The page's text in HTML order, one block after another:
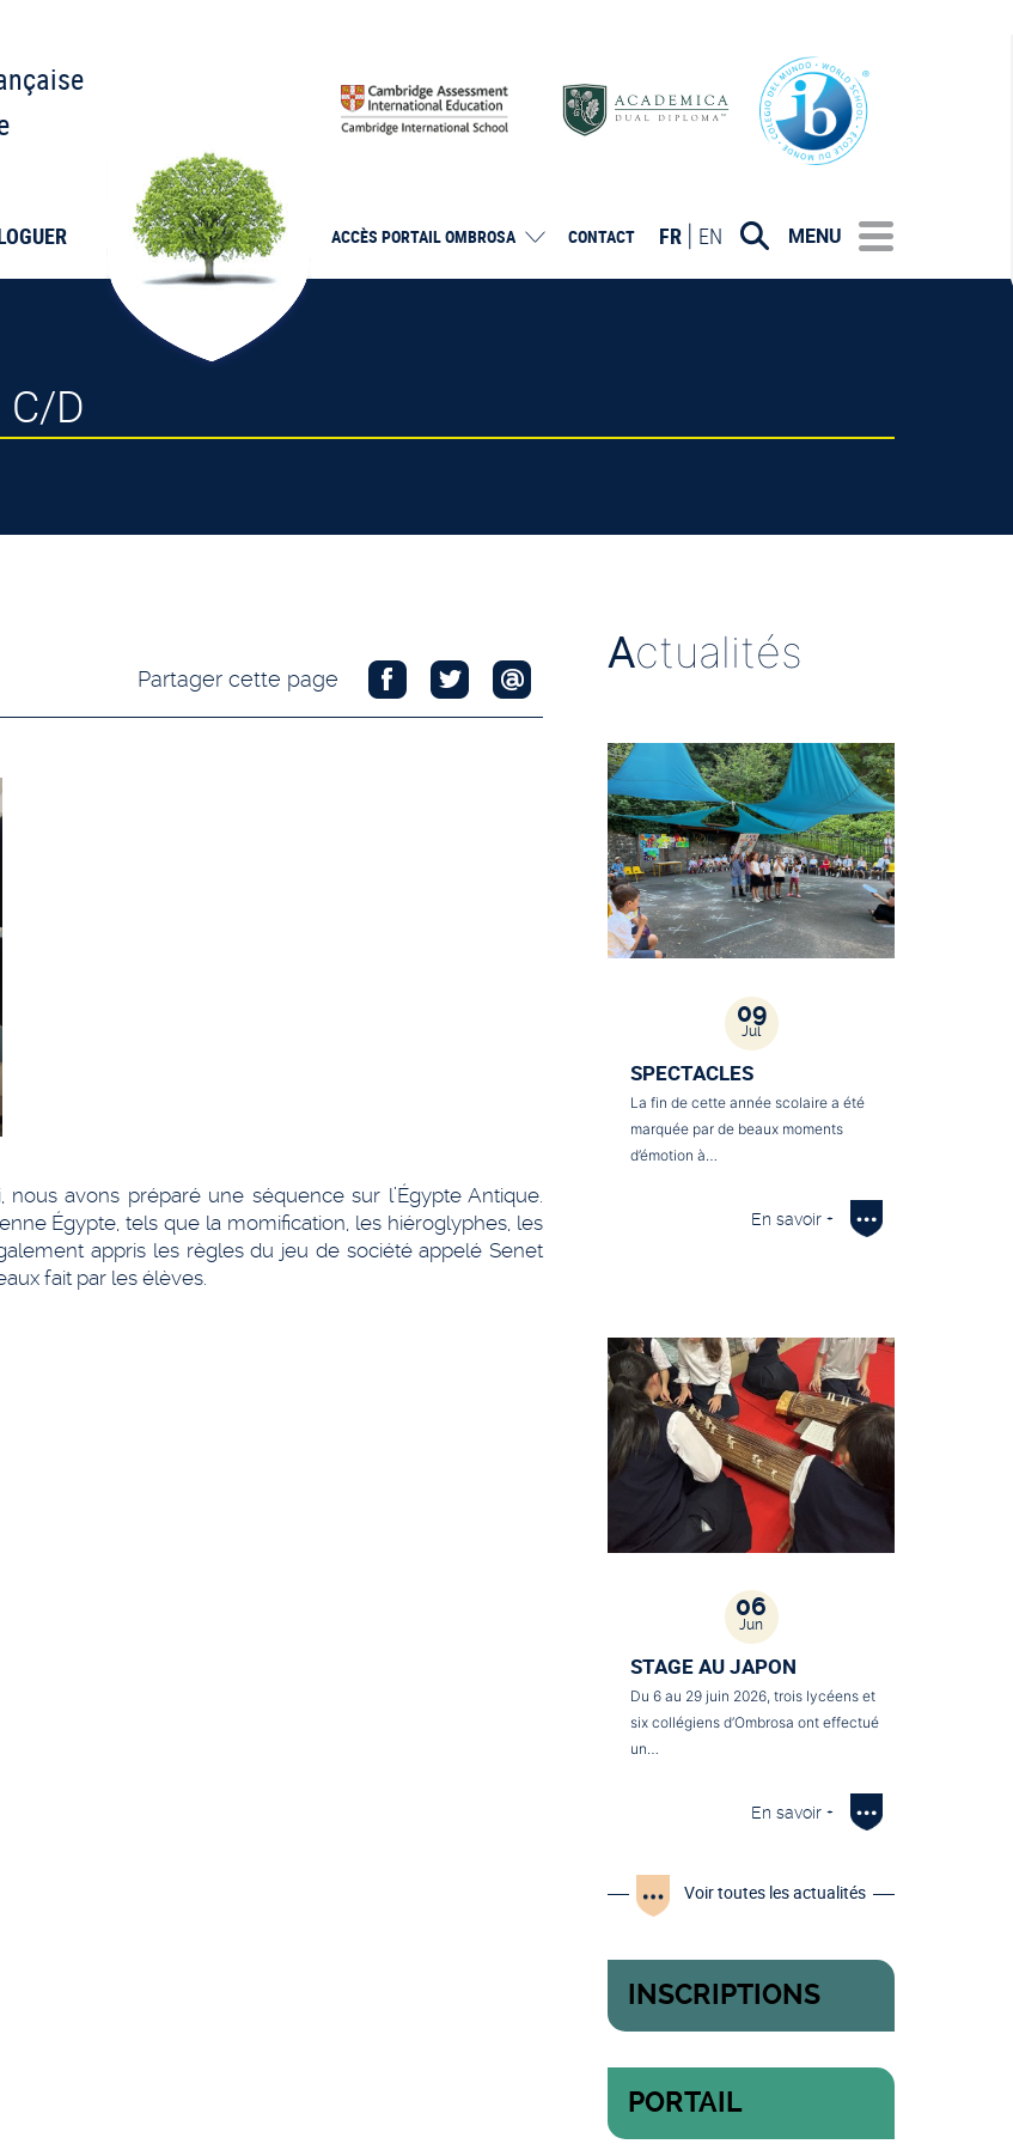
ACCÈS PORTAILOMBROSA CONTACT FR EN MENU
C/D
Partager cette page
avons préparé une séquence sur l’Égypte Antique.
Égypte, tels que la momification, les hiéroglyphes, les
appris les règles du jeu de société appelé Senet
fait par les élèves.
Actualités
09
Jul
SPECTACLES
La fin de cette année scolaire a été
marquée par de beaux moments
d’émotion à…
En savoir +
06
Jun
STAGE AU JAPON
Du 6 au 29 juin 2026, trois lycéens et
six collégiens d’Ombrosa ont effectué
un…
En savoir +
Voir toutes les actualités
INSCRIPTIONS
PORTAIL